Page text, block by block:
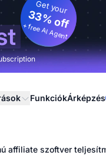
Get your
33% off
+ free AI Agent
FunkciókÁrképzés
affiliate szoftver